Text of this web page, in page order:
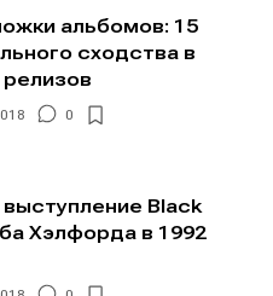
альбомов: 15
сходства в
0
Black
Хэлфорда в 1992